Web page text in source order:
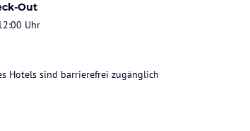
Out
Uhr
Hotels sind barrierefrei zugänglich